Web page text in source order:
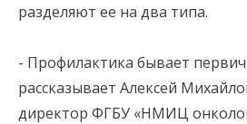
разделяют ее на два типа.
- Профилактика бывает
рассказывает Алексей
директор ФГБУ «НМИЦ